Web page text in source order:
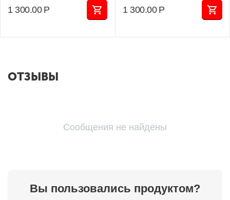
1 300.00 Р 1 300.00 Р
ОТЗЫВЫ
Сообщения не найдены
Вы пользовались продуктом?